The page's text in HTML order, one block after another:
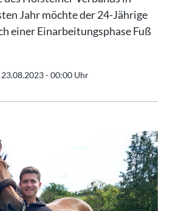
Jahr möchte der 24-Jährige
einer Einarbeitungsphase Fuß
23.08.2023 - 00:00 Uhr